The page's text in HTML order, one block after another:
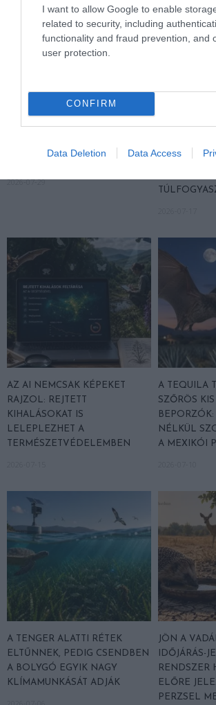
I want to allow Google to enable
related to security, including
functionality and fraud prevention, and
user protection.
CONFIRM
Data Deletion Data Access
A BETONBA SZORÍTOTT PATAK
2026-07-29
MIÉRT NEM
AZ AI NEMCSAK KÉPEKET
RAJZOL: REJTETT
KIHALÁSOKAT IS
LELEPLEZHET A
TERMÉSZETVÉDELEMBEN
A TEQUILA
SZŐRÖS KIS
NÉLKÜL
A MEXIKÓI
A TENGER ALATTI RÉTEK
ELTŰNNEK, PEDIG CSENDBEN
A BOLYGÓ EGYIK NAGY
KLÍMAMUNKÁSÁT ADJÁK
JÖN A
IDŐJÁRÁS-
RENDSZER
ELŐRE
PERZSEL